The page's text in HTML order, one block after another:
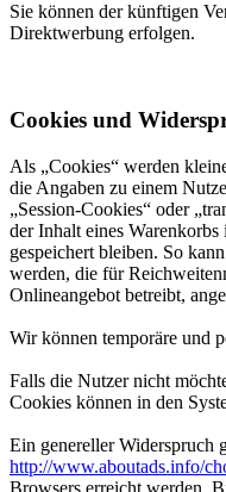
Sie können der künftigen
Direktwerbung erfolgen.
Cookies und
Als „Cookies“ werden
die Angaben zu einem
„Session-Cookies“ oder
der Inhalt eines
gespeichert bleiben. So
werden, die für
Onlineangebot betreibt,
Wir können temporäre und
Falls die Nutzer nicht
Cookies können in den
Ein genereller Widerspruch
http://www.aboutads.info/
Browsers erreicht werden.